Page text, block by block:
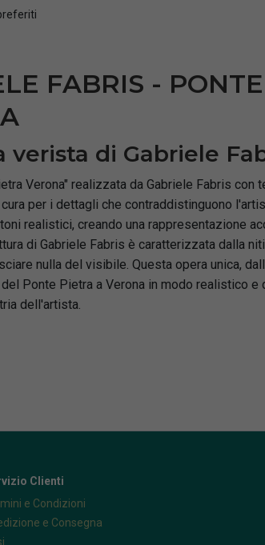
FABRIS -
verista di Gabriele
Verona" realizzata da Gabriele Fabris con
per i dettagli che contraddistinguono
realistici, creando una rappresentazione
di Gabriele Fabris è caratterizzata dalla
nulla del visibile. Questa opera unica,
Ponte Pietra a Verona in modo realistico e
dell'artista.
Clienti
e Condizioni
e Consegna